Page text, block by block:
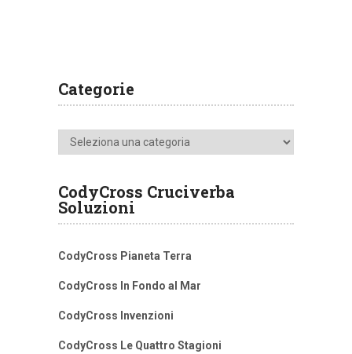
Categorie
Categorie
CodyCross Cruciverba
Soluzioni
CodyCross Pianeta Terra
CodyCross In Fondo al Mar
CodyCross Invenzioni
CodyCross Le Quattro Stagioni